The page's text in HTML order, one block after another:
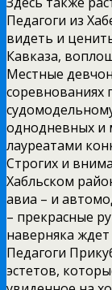
Педагоги из
видеть и
Кавказа,
Местные
соревнованиях
однодневных и
лауреатами
Строгих и
Хабльском
авиа – и
– прекрасные
наверняка
Педагоги
эстетов,